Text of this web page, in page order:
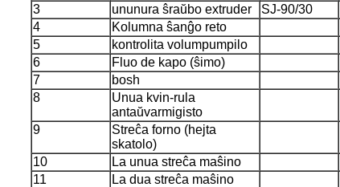
3
ununura ŝraŭbo extruder SJ-90/30
4
Kolumna ŝanĝo reto
5
kontrolita volumpumpilo
6
Fluo de kapo (ŝimo)
7
bosh
8
Unua kvin-rula
antaŭvarmigisto
9
Streĉa forno (hejta
skatolo)
10 La unua streĉa maŝino
11
La dua streĉa maŝino